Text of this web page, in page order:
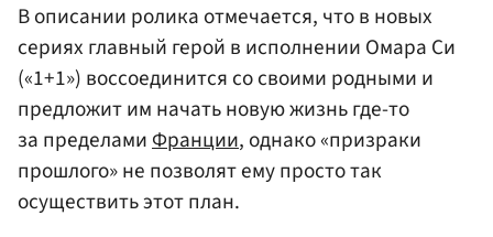
В описании ролика отмечается, что в новых
сериях главный герой в исполнении Омара Си
(«1+1») воссоединится со своими родными и
предложит им начать новую жизнь где-то
за пределамиФранции, однако «призраки
прошлого» не позволят ему просто так
осуществить этот план.